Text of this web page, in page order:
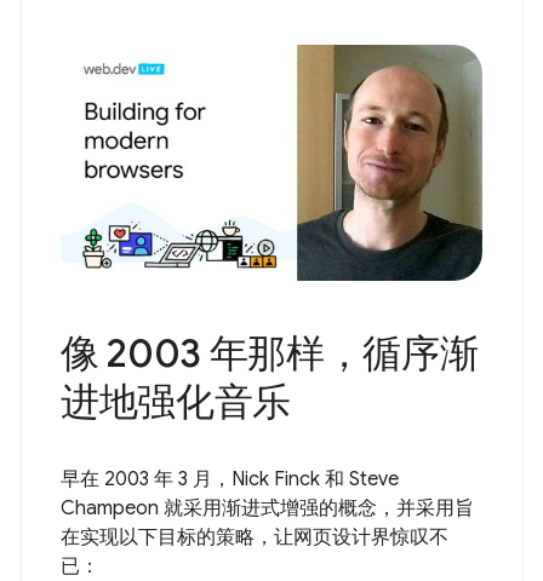
像 2003 年那样，循序渐
进地强化音乐
早在 2003 年 3 月，Nick Finck 和 Steve
Champeon 就采用渐进式增强的概念，并采用旨
在实现以下目标的策略，让网页设计界惊叹不
已：